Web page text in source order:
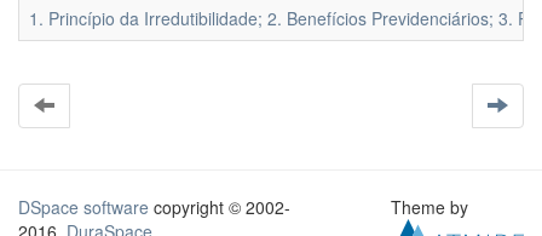
1. Princípio da Irredutibilidade; 2. Benefícios Previdenciários; 3.
DSpace software copyright © 2002-
2016 DuraSpace
Theme by